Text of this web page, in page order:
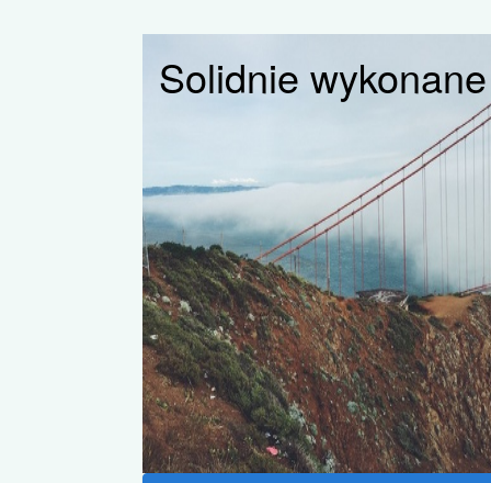
Solidnie